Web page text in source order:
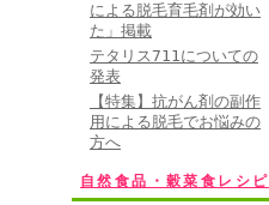
による脱毛育毛剤が効い
た」掲載
テタリス711についての
発表
【特集】抗がん剤の副作
用による脱毛でお悩みの
方へ
自然食品・穀菜食レシピ